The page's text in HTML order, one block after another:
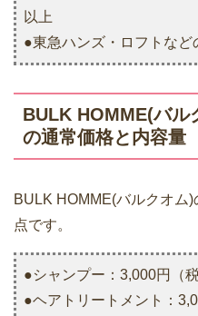
以上
●東急ハンズ・ロフトな
BULK HOMME(バル
の通常価格と内容量
BULK HOMME(バルクオム
点です。
●シャンプー：3,000円（
●ヘアトリートメント：